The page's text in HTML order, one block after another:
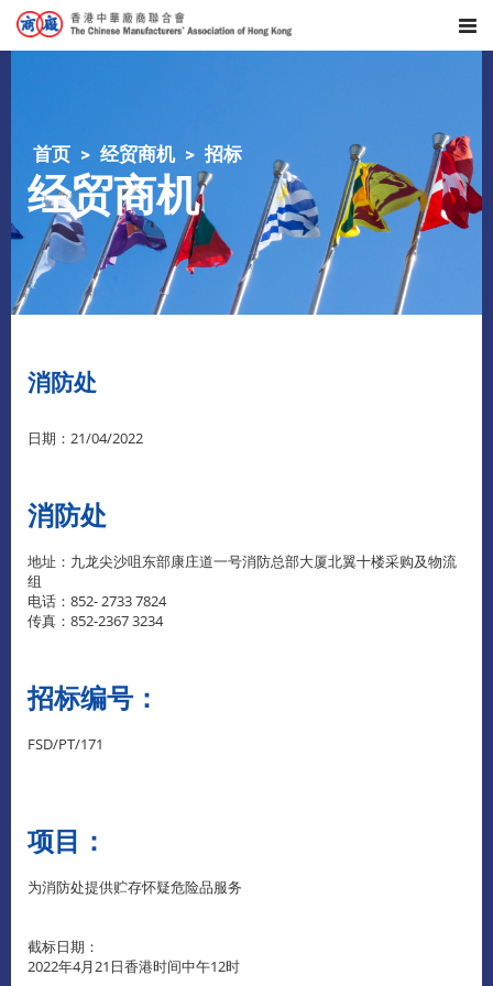
首页 经贸商机 招标
经贸商机
消防处
日期：21/04/2022
消防处
地址：九龙尖沙咀东部康庄道一号消防总部大厦北翼十楼采购及物流
组
电话：852- 2733 7824
传真：852-2367 3234
招标编号 ：
FSD/PT/171
项目：
为消防处提供贮存怀疑危险品服务
截标日期：
2022年4月21日香港时间中午12时